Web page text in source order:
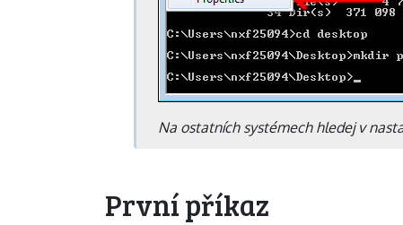
Na ostatních systémech hledej v
První příkaz